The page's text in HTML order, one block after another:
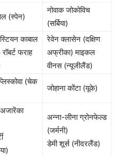
(स्पेन)
नोवाक जोकोविच
(सर्बिया)
काबाल
फराह
रेवेन क्लासेन (दक्षिण
अफ्रीका) माइकल
वीनस (न्यूजीलैंड)
(चेक
जोहाना कोंटा (यूके)
अजारेंका
अन्ना-लीना ग्रोनफेल्ड
(जर्मनी)
डेमी शूर्स (नीदरलैंड)